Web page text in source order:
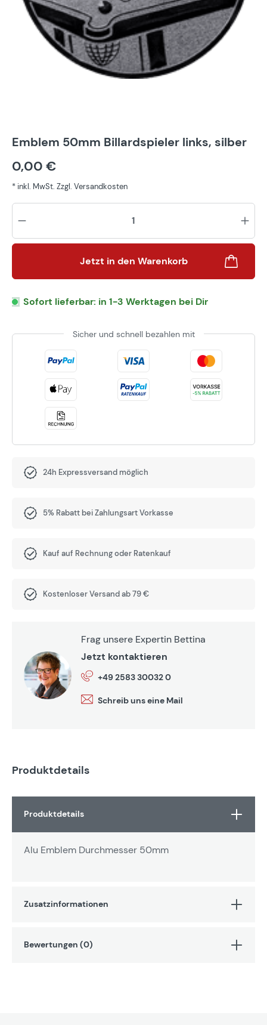
Emblem 50mm Billardspieler links, silber
0,00 €
* inkl. MwSt. Zzgl. Versandkosten
Jetzt in den Warenkorb
Sofort lieferbar: in 1-3 Werktagen bei Dir
Sicher und schnell bezahlen mit
24h Expressversand möglich
5% Rabatt bei Zahlungsart Vorkasse
Kauf auf Rechnung oder Ratenkauf
Kostenloser Versand ab 79 €
Frag unsere Expertin Bettina
Jetzt kontaktieren
+49 2583 30032 0
Schreib uns eine Mail
Produktdetails
Produktdetails
Alu Emblem Durchmesser 50mm
Zusatzinformationen
Bewertungen (0)